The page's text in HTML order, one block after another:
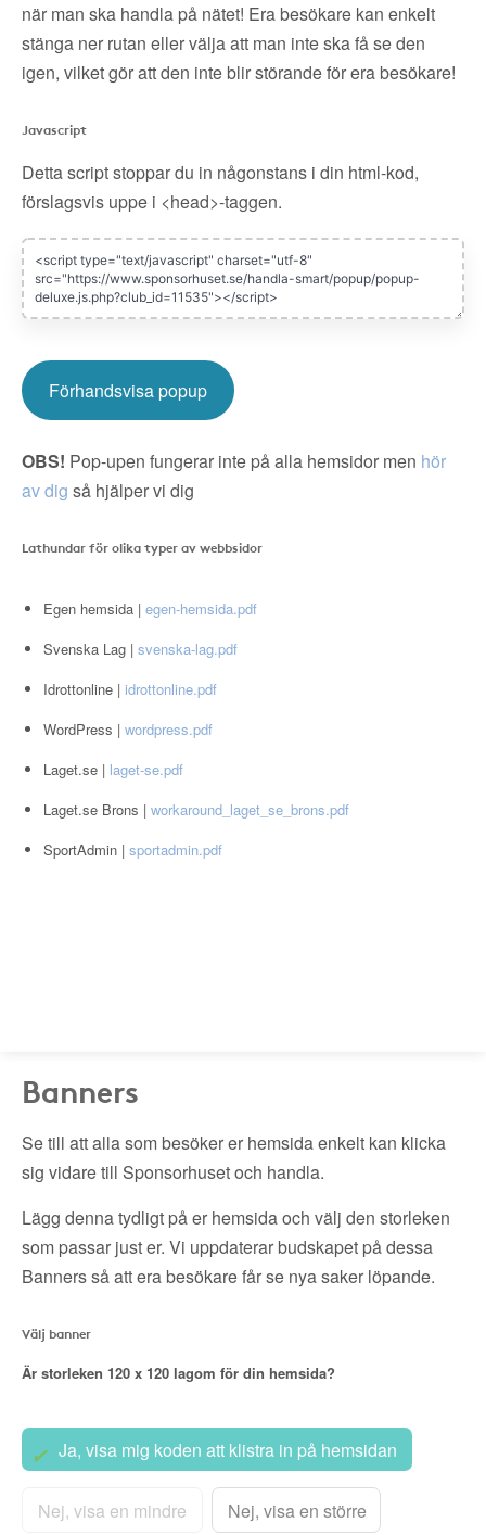
när man ska handla på nätet! Era besökare kan enkelt
stänga ner rutan eller välja att man inte ska få se den
igen, vilket gör att den inte blir störande för era besökare!
Javascript
Detta script stoppar du in någonstans i din html-kod,
förslagsvis uppe i <head>-taggen.
Förhandsvisa popup
OBS! Pop-upen fungerar inte på alla hemsidor men hör
av dig så hjälper vi dig
Lathundar för olika typer av webbsidor
Egen hemsida | egen-hemsida.pdf
Svenska Lag | svenska-lag.pdf
Idrottonline | idrottonline.pdf
WordPress | wordpress.pdf
Laget.se | laget-se.pdf
Laget.se Brons | workaround_laget_se_brons.pdf
SportAdmin | sportadmin.pdf
Banners
Se till att alla som besöker er hemsida enkelt kan klicka
sig vidare till Sponsorhuset och handla.
Lägg denna tydligt på er hemsida och välj den storleken
som passar just er. Vi uppdaterar budskapet på dessa
Banners så att era besökare får se nya saker löpande.
Välj banner
Är storleken 120 x 120 lagom för din hemsida?
Ja, visa mig koden att klistra in på hemsidan
Nej, visa en mindre Nej, visa en större